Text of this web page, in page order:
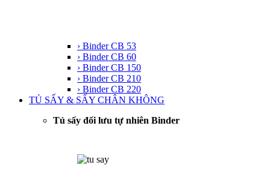
› Binder CB 53
› Binder CB 60
› Binder CB 150
› Binder CB 210
› Binder CB 220
TỦ SẤY & SẤY CHÂN KHÔNG
Tủ sấy đối lưu tự nhiên Binder